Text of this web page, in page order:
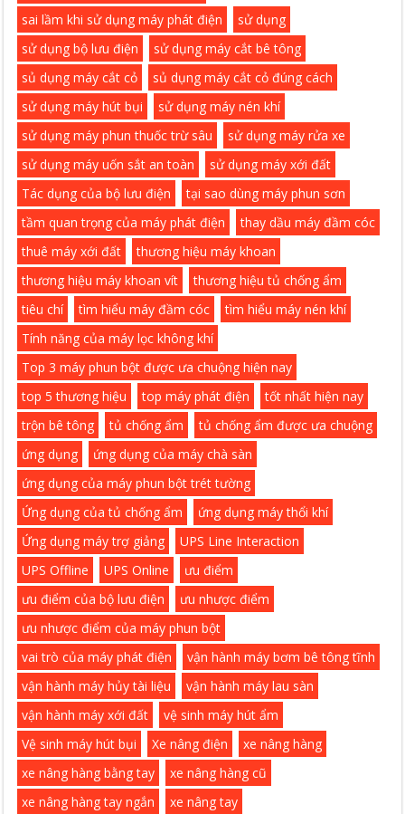
sai lầm khi sử dụng máy phát điện
sử dụng
sử dụng bộ lưu điện
sử dụng máy cắt bê tông
sủ dụng máy cắt cỏ
sủ dụng máy cắt cỏ đúng cách
sử dụng máy hút bụi
sử dụng máy nén khí
sử dụng máy phun thuốc trừ sâu
sử dụng máy rửa xe
sử dụng máy uốn sắt an toàn
sử dụng máy xới đất
Tác dụng của bộ lưu điện
tại sao dùng máy phun sơn
tầm quan trọng của máy phát điện
thay dầu máy đầm cóc
thuê máy xới đất
thương hiệu máy khoan
thương hiệu máy khoan vít
thương hiệu tủ chống ẩm
tiêu chí
tìm hiểu máy đầm cóc
tìm hiểu máy nén khí
Tính năng của máy lọc không khí
Top 3 máy phun bột được ưa chuộng hiện nay
top 5 thương hiệu
top máy phát điện
tốt nhất hiện nay
trộn bê tông
tủ chống ẩm
tủ chống ẩm được ưa chuộng
ứng dụng
ứng dụng của máy chà sàn
ứng dụng của máy phun bột trét tường
Ứng dụng của tủ chống ẩm
ứng dụng máy thổi khí
Ứng dụng máy trợ giảng
UPS Line Interaction
UPS Offline
UPS Online
ưu điểm
ưu điểm của bộ lưu điện
ưu nhược điểm
ưu nhược điểm của máy phun bột
vai trò của máy phát điện
vận hành máy bơm bê tông tĩnh
vận hành máy hủy tài liệu
vận hành máy lau sàn
vận hành máy xới đất
vệ sinh máy hút ẩm
Vệ sinh máy hút bụi
Xe nâng điện
xe nâng hàng
xe nâng hàng bằng tay
xe nâng hàng cũ
xe nâng hàng tay ngắn
xe nâng tay